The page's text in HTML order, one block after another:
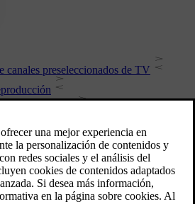
canales preseleccionados de TV
programa transmitido